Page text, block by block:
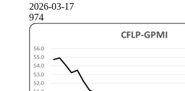
2026-03-17
974